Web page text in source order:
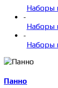
Наборы
-
Наборы
-
Наборы
Панно